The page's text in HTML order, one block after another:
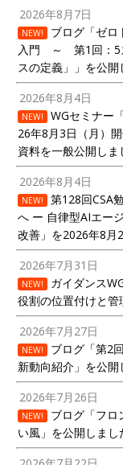
2026年8月7日
NEW!
ブログ「ゼロ
入門 ～ 第1回：5
スの定義」」を公開
2026年8月4日
NEW!
WGセミナー
26年8月3日（月）
資料を一般公開しま
2026年8月4日
NEW!
第128回CSA
へ ー 自律型AIエー
改善」を2026年8月
2026年7月31日
NEW!
ガイダンス
役割の位置付けと管
2026年7月27日
NEW!
ブログ「第2
新動向紹介」を公開
2026年7月26日
NEW!
ブログ「フロ
い風」を公開しまし